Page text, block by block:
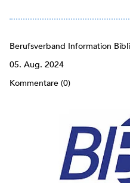
Berufsverband Information
05. Aug. 2024
Kommentare (0)